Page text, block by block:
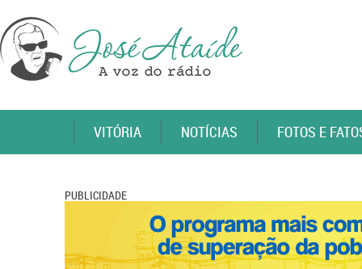
VITÓRIA NOTÍCIAS FOTOS E
PUBLICIDADE